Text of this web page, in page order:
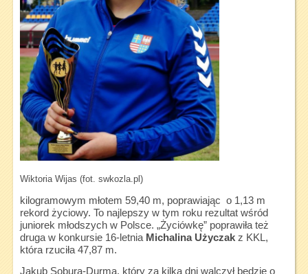
Wiktoria Wijas (fot. swkozla.pl)
kilogramowym młotem 59,40 m, poprawiając o 1,13 m
rekord życiowy. To najlepszy w tym roku rezultat wśród
juniorek młodszych w Polsce. „Życiówkę” poprawiła też
druga w konkursie 16-letnia Michalina Użyczakz KKL,
która rzuciła 47,87 m.
Jakub Sobura-Durma, który za kilka dni walczył będzie o